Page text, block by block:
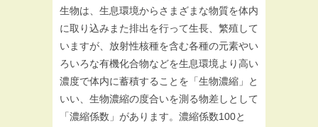
生物は、生息環境からさまざまな物質を体内
に取り込みまた排出を行って生長、繁殖して
いますが、放射性核種を含む各種の元素やい
ろいろな有機化合物などを生息環境より高い
濃度で体内に蓄積することを「生物濃縮」と
いい、生物濃縮の度合いを測る物差しとして
「濃縮係数」があります。濃縮係数100と